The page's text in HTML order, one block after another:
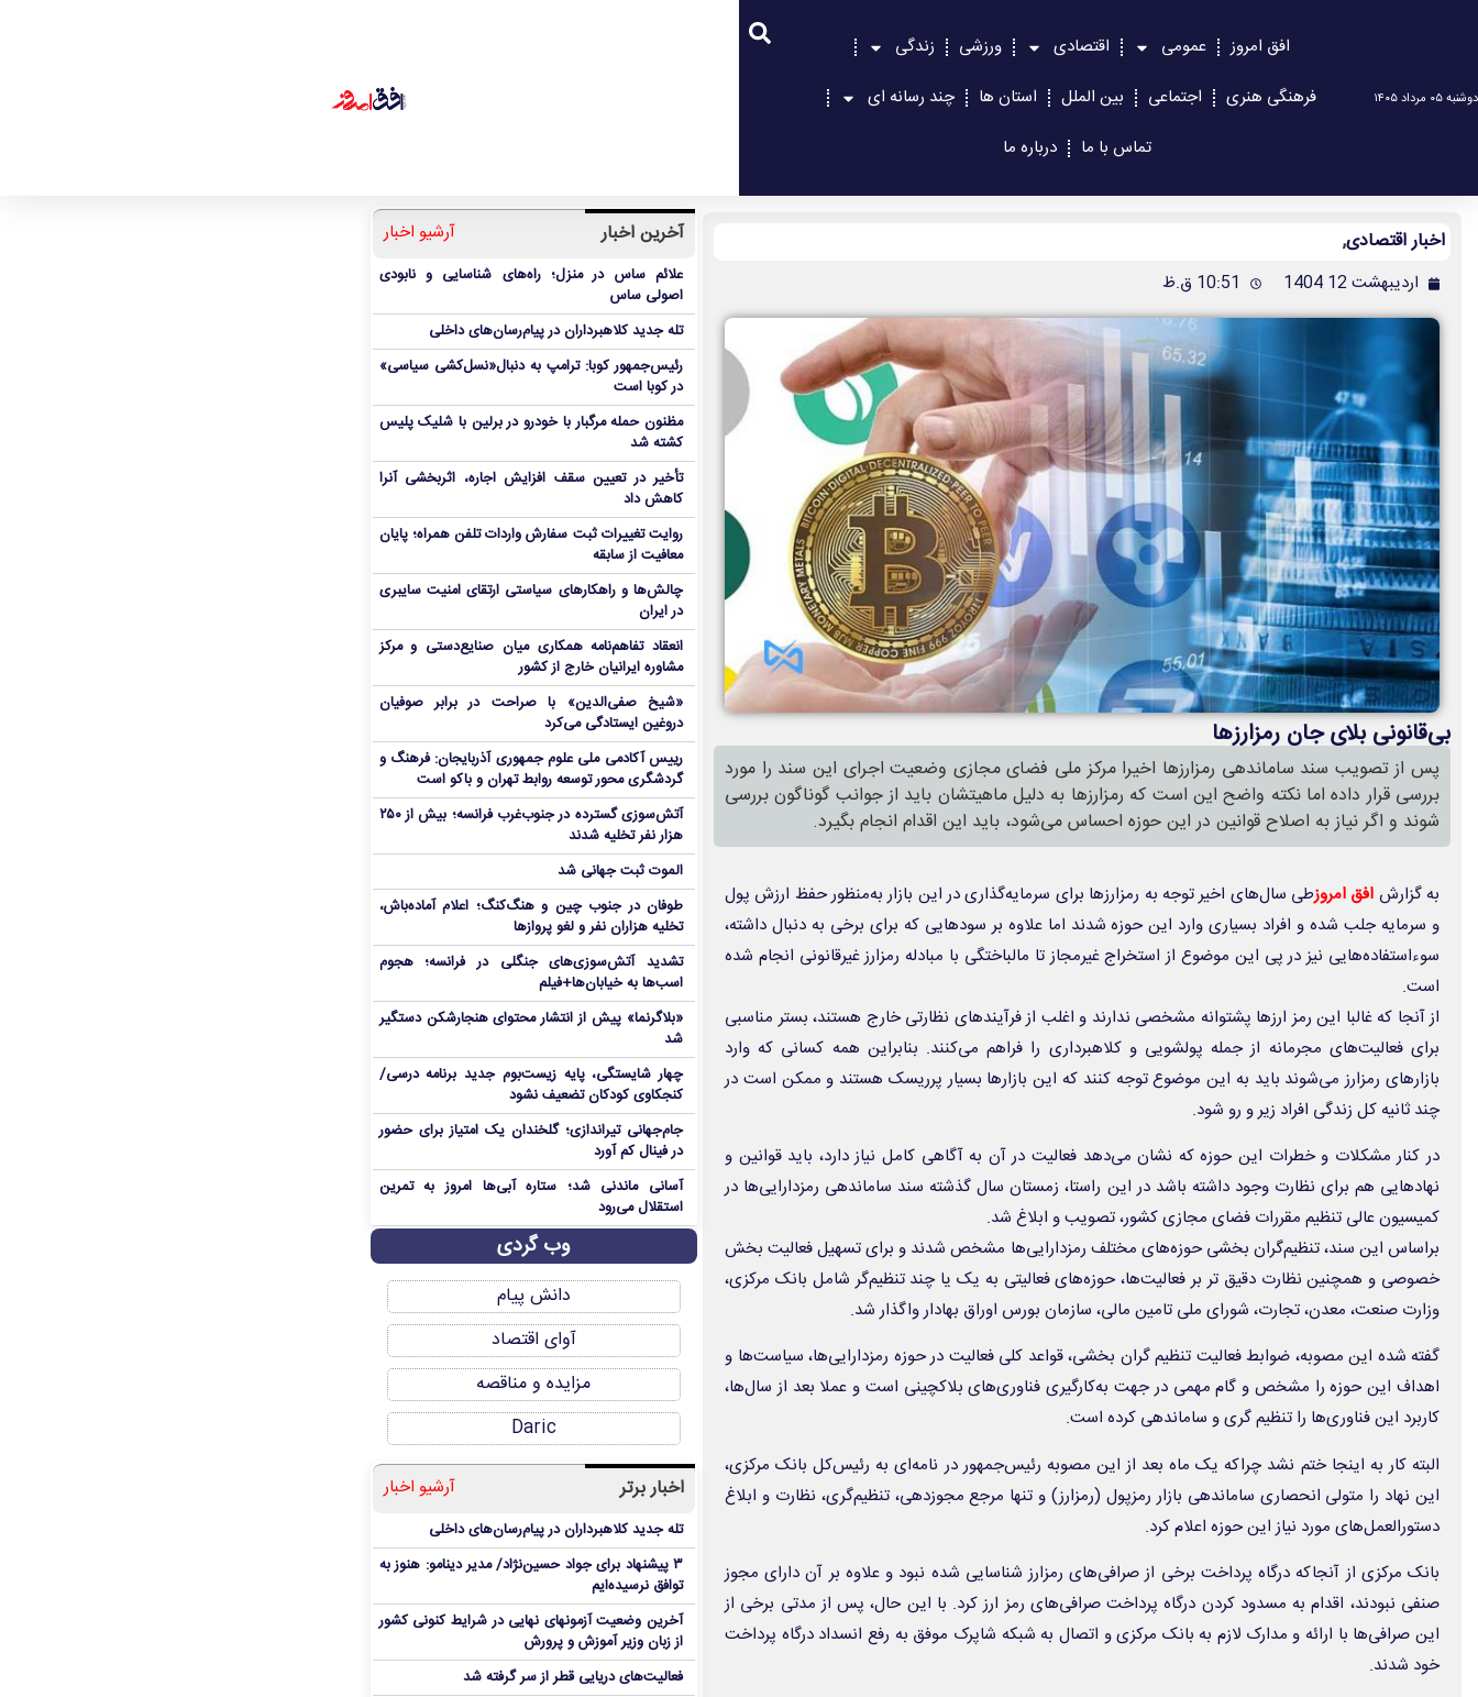
دوشنبه ۰۵ مرداد ۱۴۰۵
افق امروز عمومی اقتصادی ورزشی
زندگی
فرهنگی هنری
اجتماعی بین الملل استان ها
چند رسانه ای
تماس با ما
درباره ما
اخبار اقتصادی,
اردیبهشت 12 1404 10:51 ق.ظ
بی‌قانونی بلای جان رمزارزها
پس از تصویب سند ساماندهی رمزارزها اخیرا مرکز ملی فضای مجازی وضعیت اجرای این سند را مورد
بررسی قرار داده اما نکته واضح این است که رمزارزها به دلیل ماهیتشان باید از جوانب گوناگون بررسی
شوند و اگر نیاز به اصلاح قوانین در این حوزه احساس می‌شود، باید این اقدام انجام بگیرد.
به گزارش افق امروزطی سال‌های اخیر توجه به رمزارزها برای سرمایه‌گذاری در این بازار به‌منظور حفظ ارزش پول
و سرمایه جلب شده و افراد بسیاری وارد این حوزه شدند اما علاوه بر سودهایی که برای برخی به دنبال داشته،
سوءاستفاده‌هایی نیز در پی این موضوع از استخراج غیرمجاز تا مالباختگی با مبادله رمزارز غیرقانونی انجام شده
است.
از آنجا که غالبا این رمز ارزها پشتوانه مشخصی ندارند و اغلب از فرآیندهای نظارتی خارج هستند، بستر مناسبی
برای فعالیت‌های مجرمانه از جمله پولشویی و کلاهبرداری را فراهم می‌کنند. بنابراین همه کسانی که وارد
بازارهای رمزارز می‌شوند باید به این موضوع توجه کنند که این بازارها بسیار پرریسک هستند و ممکن است در
چند ثانیه کل زندگی افراد زیر و رو شود.
در کنار مشکلات و خطرات این حوزه که نشان می‌دهد فعالیت در آن به آگاهی کامل نیاز دارد، باید قوانین و
نهادهایی هم برای نظارت وجود داشته باشد در این راستا، زمستان سال گذشته سند ساماندهی رمزدارایی‌ها در
کمیسیون عالی تنظیم مقررات فضای مجازی کشور، تصویب و ابلاغ شد.
براساس این سند، تنظیم‌گران بخشی حوزه‌های مختلف رمزدارایی‌ها مشخص شدند و برای تسهیل فعالیت بخش
خصوصی و همچنین نظارت دقیق تر بر فعالیت‌ها، حوزه‌های فعالیتی به یک یا چند تنظیم‌گر شامل بانک مرکزی،
وزارت صنعت، معدن، تجارت، شورای ملی تامین مالی، سازمان بورس اوراق بهادار واگذار شد.
گفته شده این مصوبه، ضوابط فعالیت تنظیم گران بخشی، قواعد کلی فعالیت در حوزه رمزدارایی‌ها، سیاست‌ها و
اهداف این حوزه را مشخص و گام مهمی در جهت به‌کارگیری فناوری‌های بلاکچینی است و عملا بعد از سال‌ها،
کاربرد این فناوری‌ها را تنظیم گری و ساماندهی کرده است.
البته کار به اینجا ختم نشد چراکه یک ماه بعد از این مصوبه رئیس‌جمهور در نامه‌ای به رئیس‌کل بانک مرکزی،
این نهاد را متولی انحصاری ساماندهی بازار رمزپول (رمزارز) و تنها مرجع مجوزدهی، تنظیم‌گری، نظارت و ابلاغ
دستورالعمل‌های مورد نیاز این حوزه اعلام کرد.
بانک مرکزی از آنجاکه درگاه پرداخت برخی از صرافی‌های رمزارز شناسایی شده نبود و علاوه بر آن دارای مجوز
صنفی نبودند، اقدام به مسدود کردن درگاه پرداخت صرافی‌های رمز ارز کرد. با این حال، پس از مدتی برخی از
این صرافی‌ها با ارائه و مدارک لازم به بانک مرکزی و اتصال به شبکه شاپرک موفق به رفع انسداد درگاه پرداخت
خود شدند.
آخرین اخبار آرشیو اخبار
علائم ساس در منزل؛ راه‌های شناسایی و نابودی
اصولی ساس
تله جدید کلاهبرداران در پیام‌رسان‌های داخلی
رئیس‌جمهور کوبا: ترامپ به دنبال«نسل‌کشی سیاسی»
در کوبا است
مظنون حمله مرگبار با خودرو در برلین با شلیک پلیس
کشته شد
تأخیر در تعیین سقف افزایش اجاره، اثربخشی آنرا
کاهش داد
روایت تغییرات ثبت سفارش واردات تلفن همراه؛ پایان
معافیت از سابقه
چالش‌ها و راهکارهای سیاستی ارتقای امنیت سایبری
در ایران
انعقاد تفاهم‌نامه همکاری میان صنایع‌دستی و مرکز
مشاوره ایرانیان خارج از کشور
«شیخ صفی‌الدین» با صراحت در برابر صوفیان
دروغین ایستادگی می‌کرد
رییس آکادمی ملی علوم جمهوری آذربایجان: فرهنگ و
گردشگری محور توسعه روابط تهران و باکو است
آتش‌سوزی گسترده در جنوب‌غرب فرانسه؛ بیش از ۲۵۰
هزار نفر تخلیه شدند
الموت ثبت جهانی شد
طوفان در جنوب چین و هنگ‌کنگ؛ اعلام آماده‌باش،
تخلیه هزاران نفر و لغو پروازها
تشدید آتش‌سوزی‌های جنگلی در فرانسه؛ هجوم
اسب‌ها به خیابان‌ها+فیلم
«بلاگرنما» پیش از انتشار محتوای هنجارشکن دستگیر
شد
چهار شایستگی، پایه زیست‌بوم جدید برنامه درسی/
کنجکاوی کودکان تضعیف نشود
جام‌جهانی تیراندازی؛ گلخندان یک امتیاز برای حضور
در فینال کم آورد
آسانی ماندنی شد؛ ستاره آبی‌ها امروز به تمرین
استقلال می‌رود
وب گردی
دانش پیام
آوای اقتصاد
مزایده و مناقصه
Daric
اخبار برتر آرشیو اخبار
تله جدید کلاهبرداران در پیام‌رسان‌های داخلی
۳ پیشنهاد برای جواد حسین‌نژاد/ مدیر دینامو: هنوز به
توافق نرسیده‌ایم
آخرین وضعیت آزمونهای نهایی در شرایط کنونی کشور
از زبان وزیر آموزش و پرورش
فعالیت‌های دریایی قطر از سر گرفته شد